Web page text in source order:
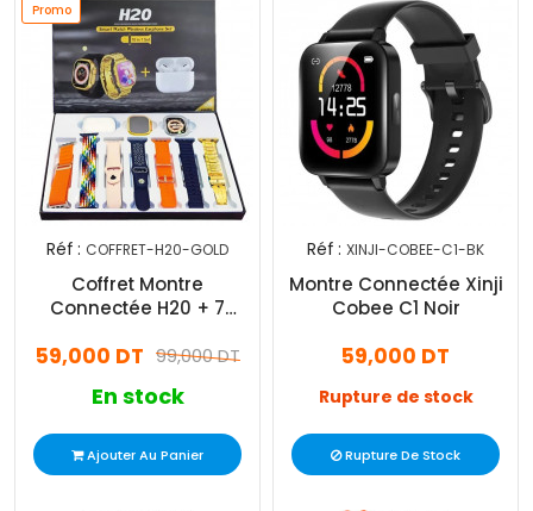
Promo
Réf : COFFRET-H20-GOLD
Coffret Montre
Connectée H20 + 7
99,000 DT
59,000 DT
En stock
Ajouter Au Panier
Réf : XINJI-COBEE-C1-BK
Montre Connectée Xinji
Cobee C1 Noir
59,000 DT
Rupture de stock
Rupture De Stock